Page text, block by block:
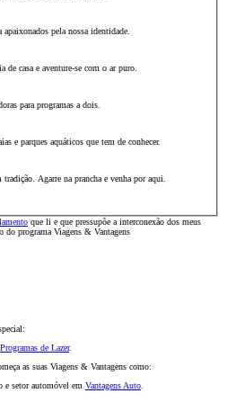
pela nossa identidade.
de casa e aventure-se com o ar puro.
para programas a dois.
e parques aquáticos que tem de conhecer.
Agarre na prancha e venha por aqui.
que li e que pressupõe a interconexão dos meus
do programa Viagens & Vantagens
Programas de Lazer.
as suas Viagens & Vantagens como:
e setor automóvel em Vantagens Auto